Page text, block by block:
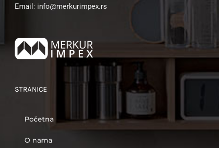
Email: info@merkurimpex.rs
STRANICE
Početna
O nama